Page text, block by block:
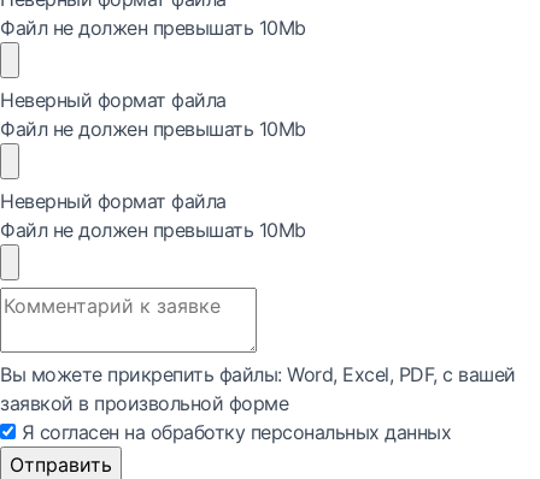
Файл не должен превышать 10Mb
Неверный формат файла
Файл не должен превышать 10Mb
Неверный формат файла
Файл не должен превышать 10Mb
Вы можете прикрепить файлы: Word, Exсel, PDF, с вашей
заявкой в произвольной форме
Я согласен на обработку персональных данных
Отправить